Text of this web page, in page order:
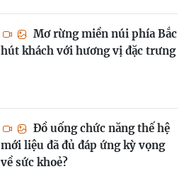
Mơ rừng miền núi phía Bắc
hút khách với hương vị đặc trưng
Đồ uống chức năng thế hệ
mới liệu đã đủ đáp ứng kỳ vọng
về sức khoẻ?